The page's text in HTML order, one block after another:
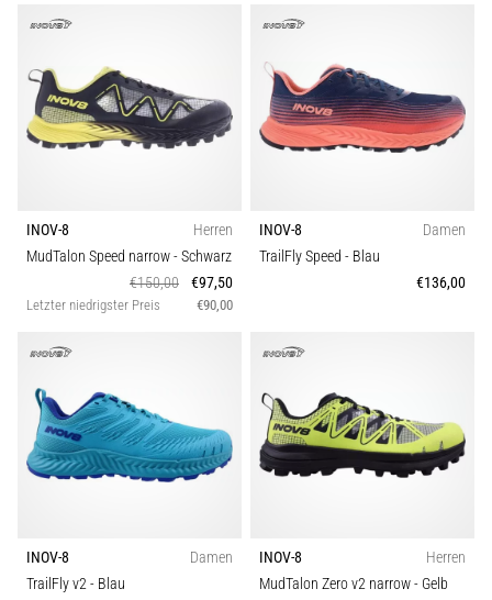
Lesedauer 7 min
Läuferknie:
Prävention
Läuferknie,
bekannt
Iliotibiales
Bandsyndrom
(ITBS),
ist
gesundheitliches
Problem,
Carbon
INOV-8
Herren
MudTalon Speed narrow- Schwarz
€150,00
€97,50
Letzter niedrigster Preis €90,00
INOV-8
Damen
TrailFly Speed - Blau
€136,00
INOV-8
Damen
TrailFly v2- Blau
INOV-8
Herren
MudTalon Zero v2 narrow- Gelb